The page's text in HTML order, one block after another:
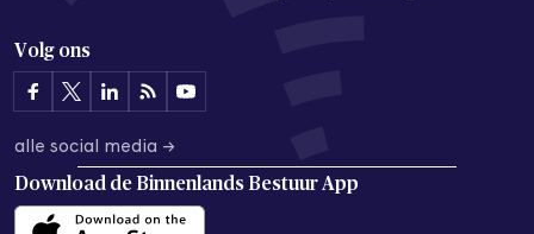
Volg ons
alle social media →
Download de Binnenlands Bestuur App